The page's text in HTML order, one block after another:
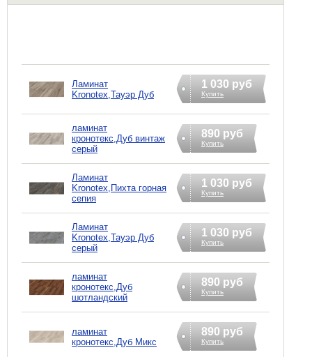
Ламинат
Kronotex,Тауэр Дуб
1 030 руб
Купить
ламинат
кронотекс,Дуб винтаж
серый
890 руб
Купить
Ламинат
Kronotex,Пихта горная
сепия
1 030 руб
Купить
Ламинат
Kronotex,Тауэр Дуб
серый
1 030 руб
Купить
ламинат
кронотекс,Дуб
шотландский
890 руб
Купить
ламинат
кронотекс,Дуб Микс
890 руб
Купить